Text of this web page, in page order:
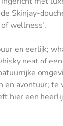
Skinjay-
wellness'.
en eerlijk;
neat of
en avontuur; te
hier een